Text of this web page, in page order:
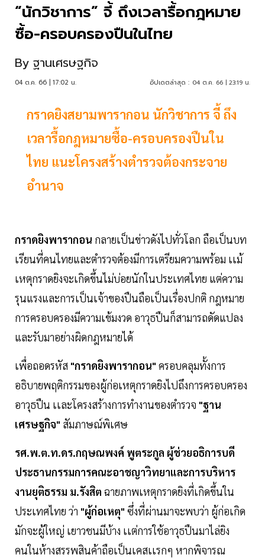
“นักวิชาการ” จี้ ถึงเวลารื้อกฎหมาย
ซื้อ-ครอบครองปืนในไทย
By ฐานเศรษฐกิจ
04 ต.ค. 66 | 17:02 น. อัปเดตล่าสุด : 04 ต.ค. 66 | 23:19 น.
กราดยิงสยามพารากอน นักวิชาการ จี้ ถึง
เวลารื้อกฎหมายซื้อ-ครอบครองปืนใน
ไทย แนะโครงสร้างตำรวจต้องกระจาย
อำนาจ
กราดยิงพารากอน กลายเป็นข่าวดังไปทั่วโลก ถือเป็นบท
เรียนที่คนไทยและตำรวจต้องมีการเตรียมความพร้อม เเม้
เหตุกราดยิงจะเกิดขึ้นไม่บ่อยนักในประเทศไทย แต่ความ
รุนแรงและการเป็นเจ้าของปืนถือเป็นเรื่องปกติ กฎหมาย
การครอบครองมีความเข้มงวด อาวุธปืนก็สามารถดัดแปลง
และรับมาอย่างผิดกฎหมายได้
เพื่อถอดรหัส "กราดยิงพารากอน" ครอบคลุมทั้งการ
อธิบายพฤติกรรมของผู้ก่อเหตุกราดยิงไปถึงการครอบครอง
อาวุธปืน เเละโครงสร้างการทำงานของตำรวจ "ฐาน
เศรษฐกิจ" สัมภาษณ์พิเศษ
รศ.พ.ต.ท.ดร.กฤษณพงค์ พูตระกูล ผู้ช่วยอธิการบดี
ประธานกรรมการคณะอาชญาวิทยาและการบริหาร
งานยุติธรรม ม.รังสิต ฉายภาพเหตุกราดยิงที่เกิดขึ้นใน
ประเทศไทย ว่า "ผู้ก่อเหตุ" ซึ่งที่ผ่านมาจะพบว่า ผู้ก่อเกิด
มักจะผู้ใหญ่ เยาวชนมีบ้าง เเต่การใช้อาวุธปืนมาไล่ยิง
คนในห้างสรรพสินค้าถือเป็นเคสเเรกๆ หากพิจารณ